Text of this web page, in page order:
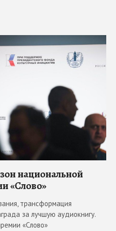
национальной
«Слово»
трансформация
за лучшую аудиокнигу.
«Слово»